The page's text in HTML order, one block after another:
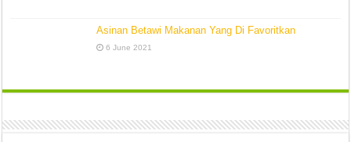
Asinan Betawi Makanan Yang Di Favoritkan
6 June 2021